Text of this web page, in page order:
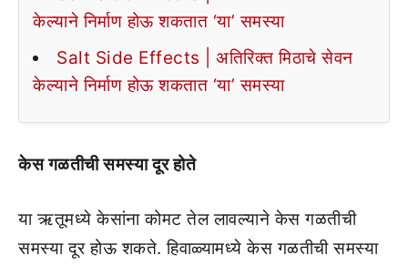
केल्याने निर्माण होऊ शकतात ‘या’ समस्या
Salt Side Effects | अतिरिक्त मिठाचे सेवन
केल्याने निर्माण होऊ शकतात ‘या’ समस्या
केस गळतीची समस्या दूर होते
या ऋतूमध्ये केसांना कोमट तेल लावल्याने केस गळतीची
समस्या दूर होऊ शकते. हिवाळ्यामध्ये केस गळतीची समस्या